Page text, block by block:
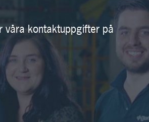
våra kontaktuppgifter på